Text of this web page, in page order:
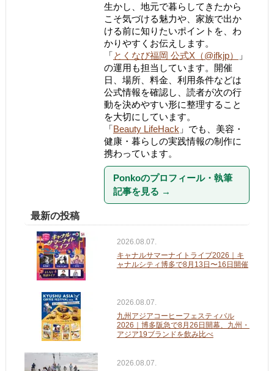
生かし、地元で暮らしてきたから
こそ気づける魅力や、家族で出か
ける前に知りたいポイントを、わ
かりやすくお伝えします。
「とくなび福岡 公式X（@ifkjp）
」
の運用も担当しています。開催
日、場所、料金、利用条件などは
公式情報を確認し、読者が次の行
動を決めやすい形に整理すること
を大切にしています。
「Beauty LifeHack 」でも、美容・
健康・暮らしの実践情報の制作に
携わっています。
Ponkoのプロフィール・執筆
記事を見る →
最新の投稿
2026.08.07.
キャナルサマーナイトライブ2026｜キ
ャナルシティ博多で8月13日〜16日開催
2026.08.07.
九州アジアコーヒーフェスティバル
2026｜博多阪急で8月26日開幕、九州・
アジア19ブランドを飲み比べ
2026.08.07.